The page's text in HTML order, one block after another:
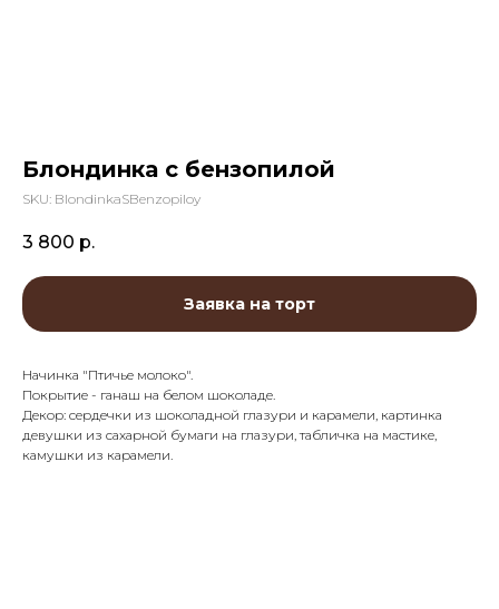
Блондинка с бензопилой
SKU: BlondinkaSBenzopiloy
3 800 р.
Заявка на торт
Начинка "Птичье молоко".
Покрытие - ганаш на белом шоколаде.
Декор: сердечки из шоколадной глазури и карамели, картинка
девушки из сахарной бумаги на глазури, табличка на мастике,
камушки из карамели.